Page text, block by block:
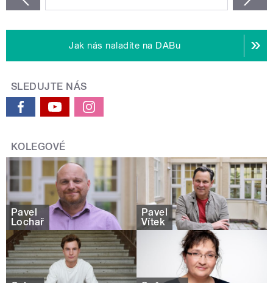
Jak nás naladíte na DABu
SLEDUJTE NÁS
KOLEGOVÉ
Pavel
Lochař
Pavel
Vítek